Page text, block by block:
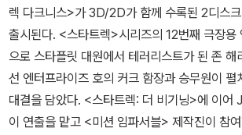
렉 다크니스>가 3D/2D가 함께 수록된 2디스
출시된다. <스타트렉>시리즈의 12번째 극장용
으로 스타플릿 대원에서 테러리스트가 된 존 해
선 엔터프라이즈 호의 커크 함장과 승무원이 펼
대결을 담았다. <스타트렉: 더 비기닝>에 이어
이 연출을 맡고 <미션 임파서블> 제작진이 참